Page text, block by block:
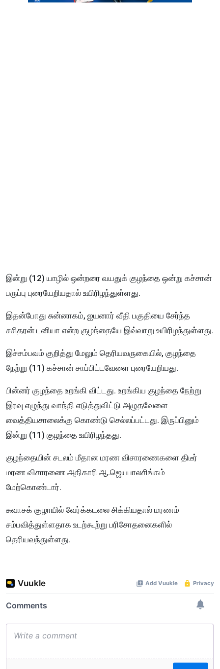
இன்று (12) யாழில் ஒன்றரை வயதுக் குழந்தை ஒன்று கச்சான்
பருப்பு புரையேறியதால் உயிரிழந்துள்ளது.
இதன்போது சுன்னாகம், ஐயனார் வீதி பகுதியை சேர்ந்த
சசிதரன் டனியா என்ற குழந்தையே இவ்வாறு உயிரிழந்துள்ளது.
இச்சம்பவம் குறித்து மேலும் தெரியவருகையில், குழந்தை
நேற்று (11) கச்சான் சாப்பிட்டவேளை புரையேறியது.
பின்னர் குழந்தை உறங்கி விட்டது. உறங்கிய குழந்தை நேற்று
இரவு எழுந்து வாந்தி எடுத்துவிட்டு அழுதவேளை
வைத்தியசாலைக்கு கொண்டு செல்லப்பட்டது. இருப்பினும்
இன்று (11) குழந்தை உயிரிழந்தது.
குழந்தையின் சடலம் மீதான மரண விசாரணைகளை திடீர்
மரண விசாரணை அதிகாரி ஆ.ஜெயபாலசிங்கம்
மேற்கொண்டார்.
சுவாசக் குழாயில் வேர்க்கடலை சிக்கியதால் மரணம்
சம்பவித்துள்ளதாக உடற்கூற்று பரிசோதனைகளில்
தெரியவந்துள்ளது.